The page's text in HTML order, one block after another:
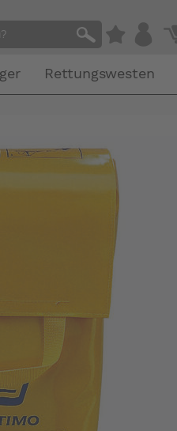
Rettungswesten